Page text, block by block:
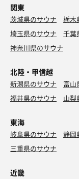
関東
茨城県のサウナ 栃木
埼玉県のサウナ
千葉
神奈川県のサウナ
北陸・甲信越
新潟県のサウナ 富山
福井県のサウナ
山梨
東海
岐阜県のサウナ 静岡
三重県のサウナ
近畿